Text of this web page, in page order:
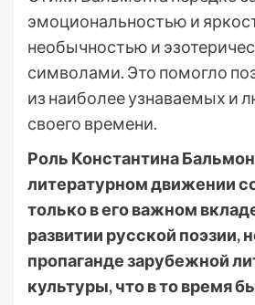
эмоциональностью и
необычностью и
символами. Это помогло
из наиболее узнаваемых и
своего времени.
Роль Константина
литературном движении
только в его важном
развитии русской поэзии,
пропаганде зарубежной
культуры, что в то время